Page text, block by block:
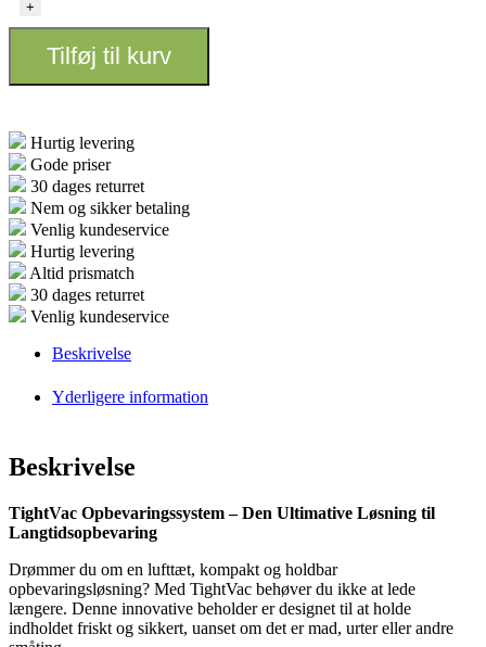
+
Tilføj til kurv
Hurtig levering
Gode priser
30 dages returret
Nem og sikker betaling
Venlig kundeservice
Hurtig levering
Altid prismatch
30 dages returret
Venlig kundeservice
Beskrivelse
Yderligere information
Beskrivelse
TightVac Opbevaringssystem – Den Ultimative Løsning til
Langtidsopbevaring
Drømmer du om en lufttæt, kompakt og holdbar
opbevaringsløsning? Med TightVac behøver du ikke at lede
længere. Denne innovative beholder er designet til at holde
indholdet friskt og sikkert, uanset om det er mad, urter eller andre